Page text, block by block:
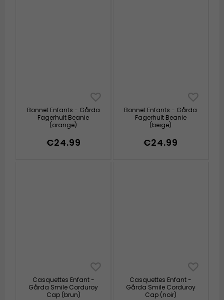
Bonnet Enfants - Gårda
Fagerhult Beanie
(orange)
€24.99
Bonnet Enfants - Gårda
Fagerhult Beanie
(beige)
€24.99
Casquettes Enfant -
Gårda Smile Corduroy
Cap (brun)
Casquettes Enfant -
Gårda Smile Corduroy
Cap (noir)